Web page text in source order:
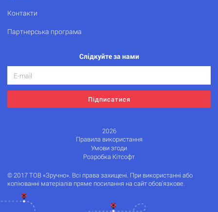
Контакти
Партнерська програма
Слідкуйте за нами
Підписатися
2026
Правила використання
Умови згоди
Розробка Кітсофт
© 2017 ТОВ «Зручно». Всі права захищені. При використанні або
копіюванні матеріалів пряме посилання на сайт обов'язкове.